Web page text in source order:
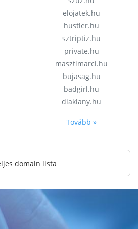
elojatek.hu
hustler.hu
sztriptiz.hu
private.hu
masztimarci.hu
bujasag.hu
badgirl.hu
diaklany.hu
Tovább »
domain lista